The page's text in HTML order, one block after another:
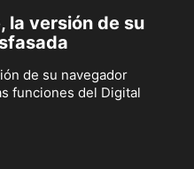
la versión de su
de su navegador
funciones del Digital